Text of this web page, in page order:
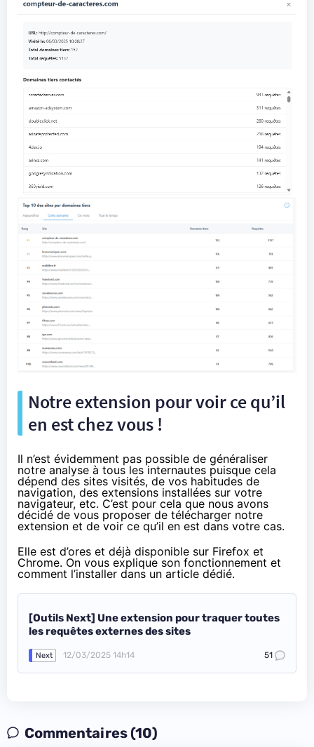
Notre extension pour voir ce qu’il
en est chez vous !
Il n’est évidemment pas possible de généraliser
notre analyse à tous les internautes puisque cela
dépend des sites visités, de vos habitudes de
navigation, des extensions installées sur votre
navigateur, etc. C’est pour cela que nous avons
décidé de vous proposer de télécharger notre
extension et de voir ce qu’il en est dans votre cas.
Elle est d’ores et déjà disponible sur Firefox et
Chrome. On vous explique son fonctionnement et
comment l’installer dans un article dédié.
[Outils Next] Une extension pour traquer toutes
les requêtes externes des sites
Next 12/03/2025 14h14 51
Commentaires (10)